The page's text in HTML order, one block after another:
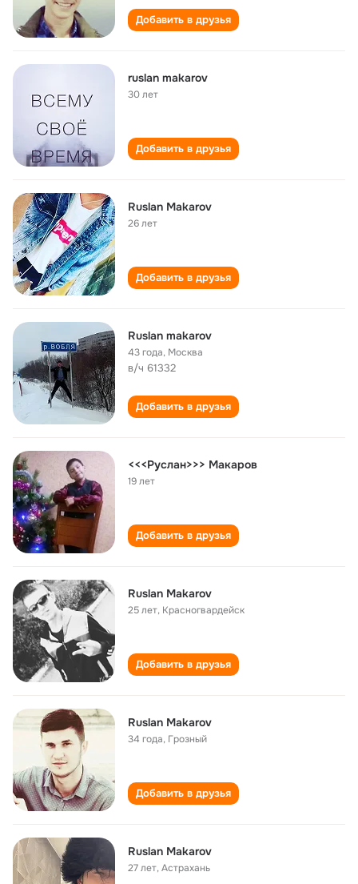
Добавить в друзья
ruslan makarov
30 лет
Добавить в друзья
Ruslan Makarov
26 лет
Добавить в друзья
Ruslan makarov
43 года, Москва
в/ч 61332
Добавить в друзья
<<<Руслан>>> Макаров
19 лет
Добавить в друзья
Ruslan Makarov
25 лет, Красногвардейск
Добавить в друзья
Ruslan Makarov
34 года, Грозный
Добавить в друзья
Ruslan Makarov
27 лет,Астрахань